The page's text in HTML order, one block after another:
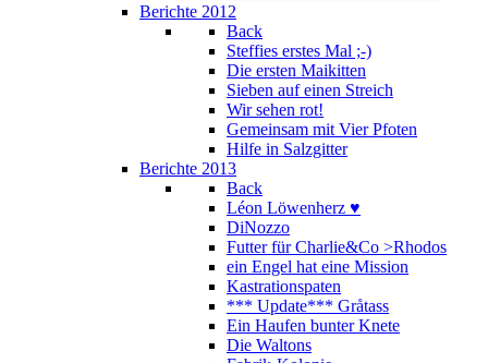
Berichte 2012
Back
Steffies erstes Mal ;-)
Die ersten Maikitten
Sieben auf einen Streich
Wir sehen rot!
Gemeinsam mit Vier Pfoten
Hilfe in Salzgitter
Berichte 2013
Back
Léon Löwenherz ♥
DiNozzo
Futter für Charlie&Co >Rhodos
ein Engel hat eine Mission
Kastrationspaten
*** Update*** Gråtass
Ein Haufen bunter Knete
Die Waltons